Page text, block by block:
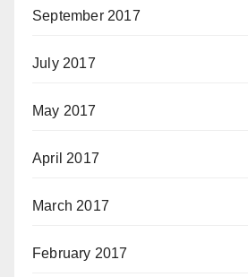
September 2017
July 2017
May 2017
April 2017
March 2017
February 2017